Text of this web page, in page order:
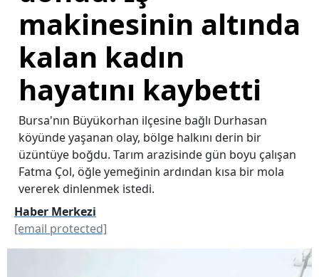
makinesinin altında
kalan kadın
hayatını kaybetti
Bursa'nın Büyükorhan ilçesine bağlı Durhasan
köyünde yaşanan olay, bölge halkını derin bir
üzüntüye boğdu. Tarım arazisinde gün boyu çalışan
Fatma Çol, öğle yemeğinin ardından kısa bir mola
vererek dinlenmek istedi.
Haber Merkezi
[email protected]